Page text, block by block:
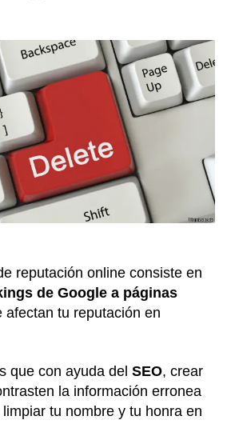
entrada
reputación online consiste en
de Google a páginas
afectan tu reputación en
que con ayuda del SEO, crear
la información erronea
tu nombre y tu honra en